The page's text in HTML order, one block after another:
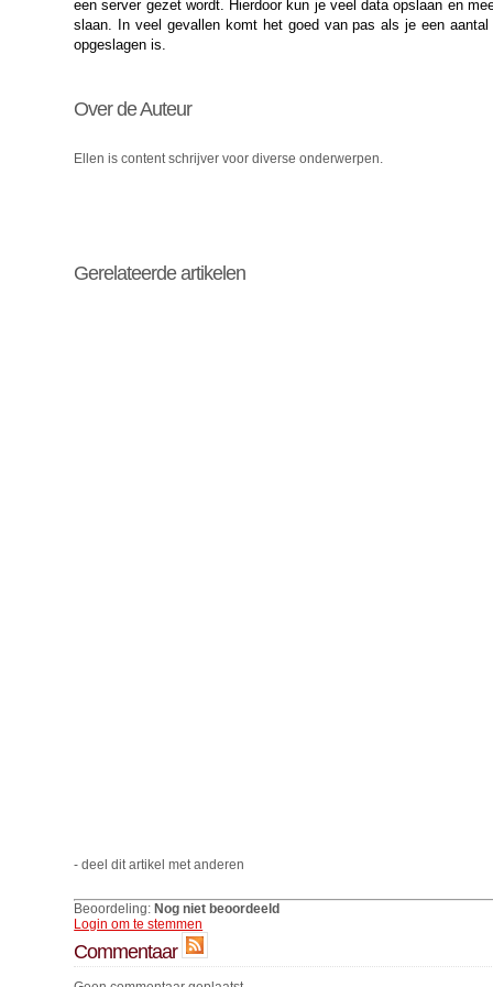
een server gezet wordt. Hierdoor kun je veel data opslaan en
slaan. In veel gevallen komt het goed van pas als je een
opgeslagen is.
Over de Auteur
Ellen is content schrijver voor diverse onderwerpen.
Gerelateerde artikelen
- deel dit artikel met anderen
Beoordeling: Nog niet beoordeeld
Login om te stemmen
Commentaar